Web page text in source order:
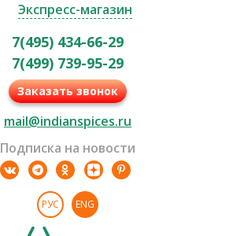
Экспресс-магазин
7(495) 434-66-29
7(499) 739-95-29
Заказать звонок
mail@indianspices.ru
Подписка на новости
РУС ENG